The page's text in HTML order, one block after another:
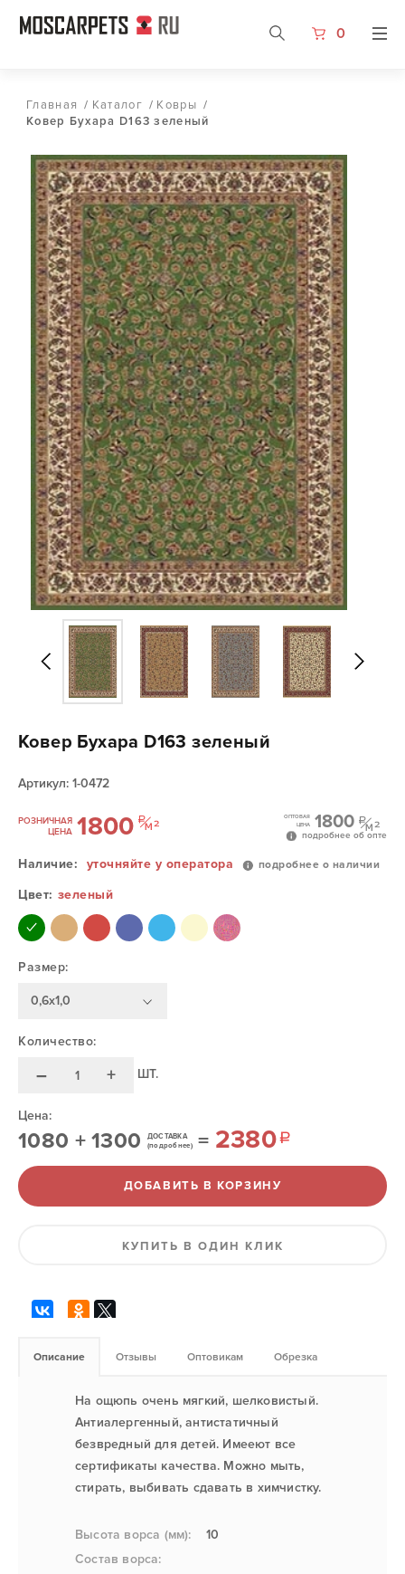
0
Главная / Каталог / Ковры /
Ковер Бухара D163 зеленый
Ковер Бухара D163 зеленый
Артикул: 1-0472
РОЗНИЧНАЯ
ЦЕНА 1800
ОПТОВАЯ
ЦЕНА
1800
подробнее об опте
Наличие: уточняйте у оператора подробнее о наличии
Цвет: зеленый
Размер:
0,6х1,0
Количество:
– + ШТ.
Цена:
1080 +1300
ДОСТАВКА
(подробнее)= 2380
ДОБАВИТЬ В КОРЗИНУ
КУПИТЬ В ОДИН КЛИК
Описание Отзывы Оптовикам Обрезка
На ощюпь очень мягкий, шелковистый.
Антиалергенный, антистатичный
безвредный для детей. Имееют все
сертификаты качества. Можно мыть,
стирать, выбивать сдавать в химчистку.
Высота ворса (мм):
10
Состав ворса: